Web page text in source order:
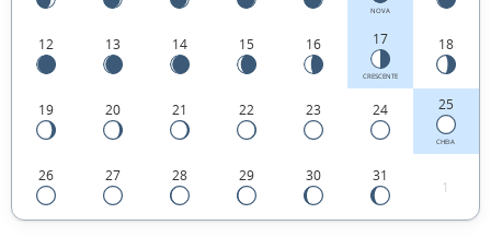
NOVA
12 13 14 15 16 17
CRESCENTE
18
19 20 21 22 23 24 25
CHEIA
26 27 28 29 30 31
1